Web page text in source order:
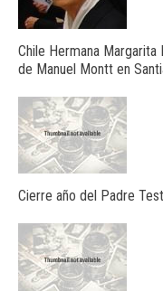
Chile Hermana
de Manuel Montt en
Cierre año del Padre